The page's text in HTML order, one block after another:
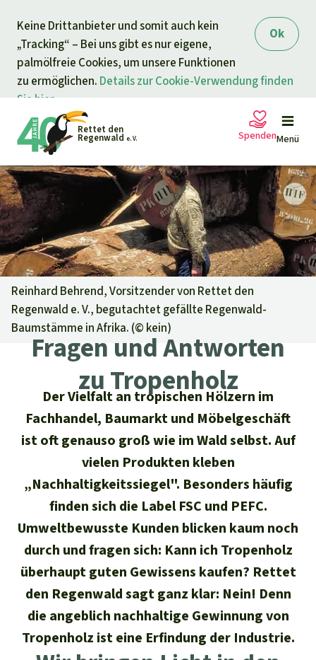
Ok
Keine Drittanbieter und somit auch kein
„Tracking“ – Bei uns gibt es nur eigene,
palmölfreie Cookies, um unsere Funktionen
zu ermöglichen. Details zur Cookie-Verwendung finden
Sie hier.
springen
Rettet den
Regenwald e. V. Menü
Petitionen
Projekte
Informieren
Aktuelles
Erfolge
Alle News
Kids
Newsletter­anmeldung
Unsere Themen
Der Regenwald
Klima
Biodiversität
Schutzgebiete
Palmöl
Biokraftstoff
Tropenholz
Aluminium
Regenwald Report
Aktuelle Ausgabe
01/2026
04/2025
03/2025
02/2025
01/2025
Ältere Ausgaben
Erfolge
Shop
Überuns
Über uns
Der Verein
40 Jahre Vereins­geschichte
Häufige Fragen
Jahresberichte
Stiftung
Medien
Presse
Presse-Echo
Widget einbinden
Banner einbinden
Suche
Deutsch
English
Español
Français
Spenden
Ihre Spende hilft
Allgemeine Spende
Dringender Spendenaufruf
Regenwald-Urkunden
Fragen & Antworten
Testament
SpendenkontoRettet den
Regenwald e. V.
DE114306096720250541 00
GENODEM1GLS
GLS Bank
IBAN kopieren
Spenden für ein Thema
Tierschutz
Spenden für eine Region
Reinhard Behrend, Vorsitzender von Rettet den
Regenwald e. V., begutachtet gefällte Regenwald-
Baumstämme in Afrika. (© kein)
Fragen und Antworten
zu Tropenholz
Der Vielfalt an tropischen Hölzern im
Fachhandel, Baumarkt und Möbelgeschäft
ist oft genauso groß wie im Wald selbst. Auf
vielen Produkten kleben
„Nachhaltigkeitssiegel". Besonders häufig
finden sich die Label FSC und PEFC.
Umweltbewusste Kunden blicken kaum noch
durch und fragen sich: Kann ich Tropenholz
überhaupt guten Gewissens kaufen? Rettet
den Regenwald sagt ganz klar: Nein! Denn
die angeblich nachhaltige Gewinnung von
Tropenholz ist eine Erfindung der Industrie.